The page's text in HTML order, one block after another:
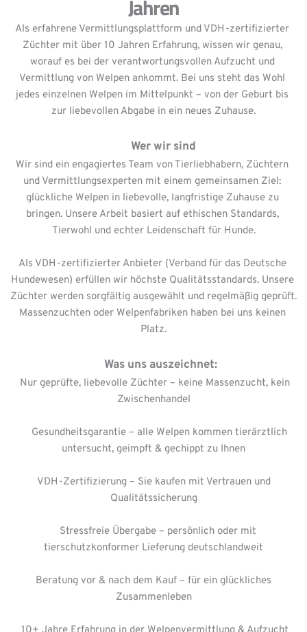
Jahren
Als erfahrene Vermittlungsplattform und VDH-zertifizierter
Züchter mit über 10 Jahren Erfahrung, wissen wir genau,
worauf es bei der verantwortungsvollen Aufzucht und
Vermittlung von Welpen ankommt. Bei uns steht das Wohl
jedes einzelnen Welpen im Mittelpunkt – von der Geburt bis
zur liebevollen Abgabe in ein neues Zuhause.
       Wer wir sind
Wir sind ein engagiertes Team von Tierliebhabern, Züchtern
und Vermittlungsexperten mit einem gemeinsamen Ziel:
glückliche Welpen in liebevolle, langfristige Zuhause zu
bringen. Unsere Arbeit basiert auf ethischen Standards,
Tierwohl und echter Leidenschaft für Hunde.
Als VDH-zertifizierter Anbieter (Verband für das Deutsche
Hundewesen) erfüllen wir höchste Qualitätsstandards. Unsere
Züchter werden sorgfältig ausgewählt und regelmäßig geprüft.
Massenzuchten oder Welpenfabriken haben bei uns keinen
Platz.
     Was uns auszeichnet:
Zwischenhandel
untersucht, geimpft & gechippt zu Ihnen
Qualitätssicherung
tierschutzkonformer Lieferung deutschlandweit
Zusammenleben